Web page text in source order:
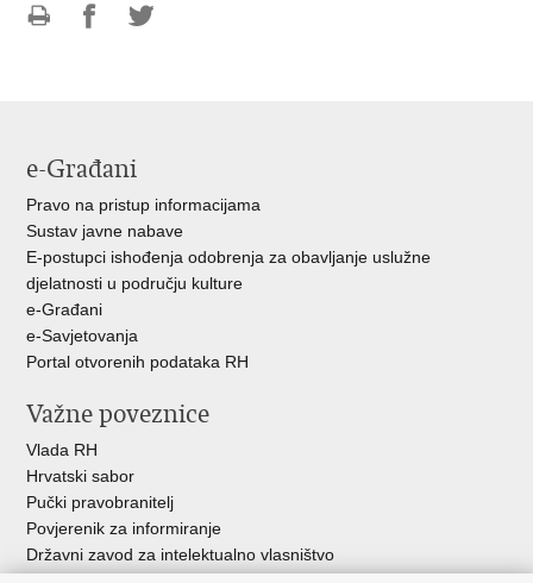
e-Građani
Pravo na pristup informacijama
Sustav javne nabave
E-postupci ishođenja odobrenja za obavljanje uslužne
djelatnosti u području kulture
e-Građani
e-Savjetovanja
Portal otvorenih podataka RH
Važne poveznice
Vlada RH
Hrvatski sabor
Pučki pravobranitelj
Povjerenik za informiranje
Državni zavod za intelektualno vlasništvo